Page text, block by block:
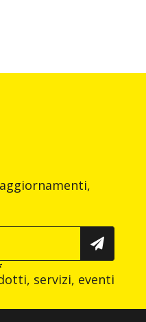
servizi, eventi